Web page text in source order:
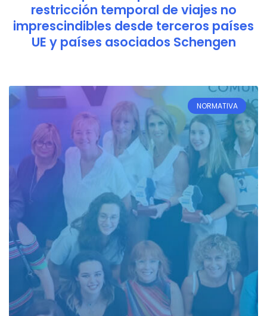
restricción temporal de viajes no
imprescindibles desde terceros países
UE y países asociados Schengen
NORMATIVA